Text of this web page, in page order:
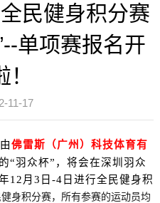
民健身积分赛
单项赛报名开
11-17
佛雷斯（广州）科技体育有
“羽众杯”，将会在深圳羽众
12月3日-4日进行全民健身积
身积分赛， 所有参赛的运动员均